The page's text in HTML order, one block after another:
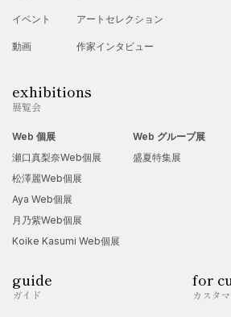
イベント
動画
アートセレクション
作家インタビュー
exhibitions
展覧会
Web 個展
瀬口真梨奈Web個展
松澤麗Web個展
Aya Web個展
月乃紫Web個展
Koike Kasumi Web個展
Web グループ展
盛夏特集展
guide
ガイド
for
カスタ